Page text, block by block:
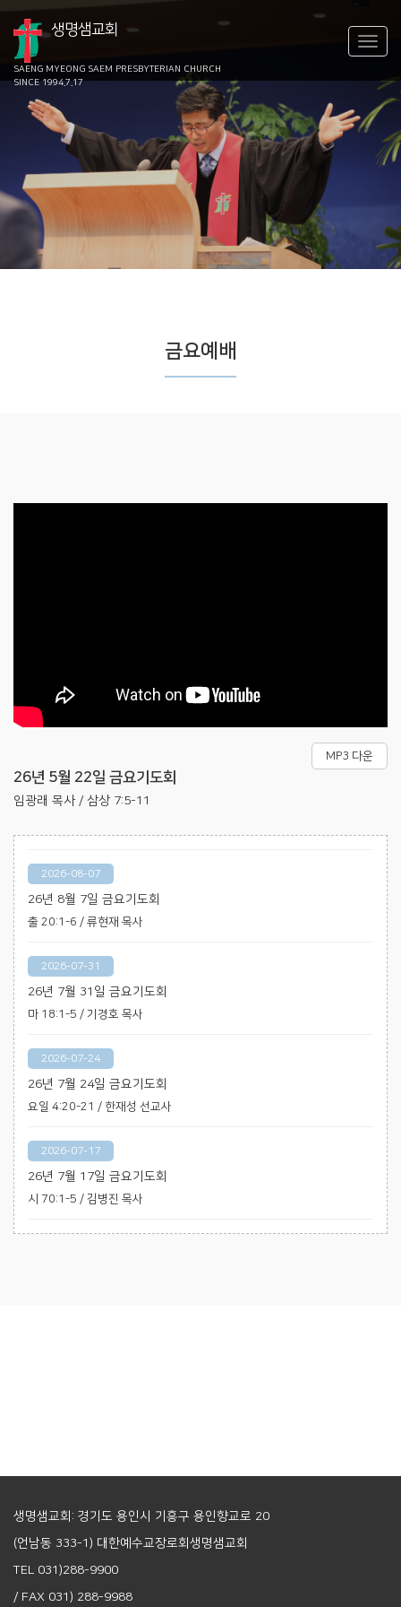
생명샘교회
SAENG MYEONG SAEM PRESBYTERIAN CHURCH
SINCE 1994.7.17
금요예배
MP3 다운
26년 5월 22일 금요기도회
임광래 목사 / 삼상 7:5-11
2026-08-07
26년 8월 7일 금요기도회
출 20:1-6 / 류현재 목사
2026-07-31
26년 7월 31일 금요기도회
마 18:1-5 / 기경호 목사
2026-07-24
26년 7월 24일 금요기도회
요일 4:20-21 / 한재성 선교사
2026-07-17
26년 7월 17일 금요기도회
시 70:1-5 / 김병진 목사
생명샘교회: 경기도 용인시 기흥구 용인향교로 20
(언남동 333-1) 대한예수교장로회생명샘교회
TEL 031)288-9900
/ FAX 031) 288-9988